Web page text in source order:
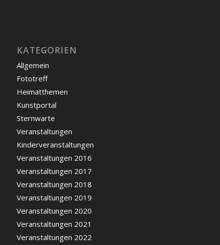
KATEGORIEN
Allgemein
Fototreff
Heimatthemen
Kunstportal
Sternwarte
Veranstaltungen
Kinderveranstaltungen
Veranstaltungen 2016
Veranstaltungen 2017
Veranstaltungen 2018
Veranstaltungen 2019
Veranstaltungen 2020
Veranstaltungen 2021
Veranstaltungen 2022